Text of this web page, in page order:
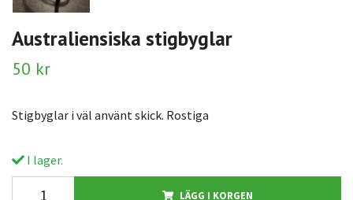
Australiensiska stigbyglar
50 kr
Stigbyglar i väl använt skick. Rostiga
I lager.
LÄGG I KORGEN